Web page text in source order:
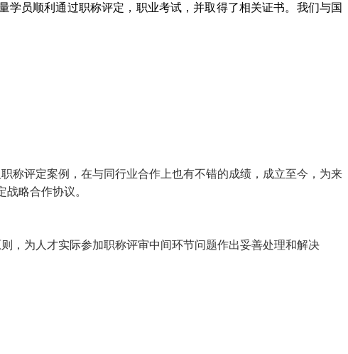
员顺利通过职称评定，职业考试，并取得了相关证书。我们与国
称评定案例，在与同行业合作上也有不错的成绩，成立至今，为来
略合作协议。
，为人才实际参加职称评审中间环节问题作出妥善处理和解决